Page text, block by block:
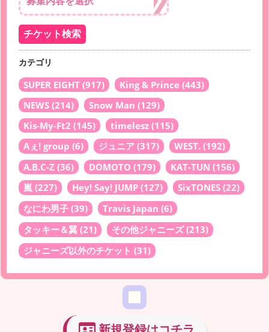
カテゴリ
SUPER EIGHT (917) King & Prince (443)
NEWS (214) Snow Man (129)
Kis-My-Ft2 (145) timelesz (115)
Aぇ! group (6) ジュニア (317) WEST. (192)
A.B.C-Z (36) DOMOTO (179) KAT-TUN (156)
嵐 (227) Hey! Say! JUMP (127) SixTONES (22)
なにわ男子 (39) Travis Japan (6)
タッキー＆翼 (21) その他ジャニーズ(213)
ジャニーズ以外のチケット (31)